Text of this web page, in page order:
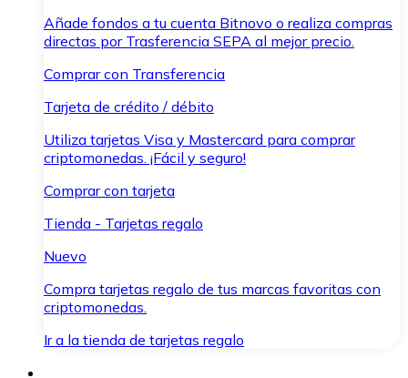
Añade fondos a tu cuenta Bitnovo o realiza compras
directas por Trasferencia SEPA al mejor precio.
Comprar con Transferencia
Tarjeta de crédito / débito
Utiliza tarjetas Visa y Mastercard para comprar
criptomonedas. ¡Fácil y seguro!
Comprar con tarjeta
Tienda - Tarjetas regalo
Nuevo
Compra tarjetas regalo de tus marcas favoritas con
criptomonedas.
Ir a la tienda de tarjetas regalo